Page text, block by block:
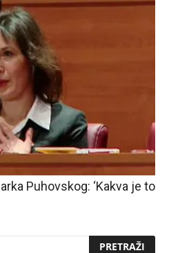
Puhovskog: ‘Kakva je to